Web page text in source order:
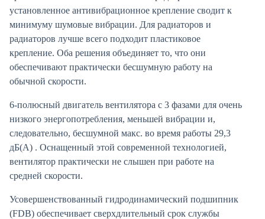
установленное антивибрационное крепление сводит к
минимуму шумовые вибрации. Для радиаторов и
радиаторов лучше всего подходит пластиковое
крепление. Оба решения объединяет то, что они
обеспечивают практически бесшумную работу на
обычной скорости.
6-полюсный двигатель вентилятора с 3 фазами для очень
низкого энергопотребления, меньшей вибрации и,
следовательно, бесшумной макс. во время работы 29,3
дБ(А) . Оснащенный этой современной технологией,
вентилятор практически не слышен при работе на
средней скорости.
Усовершенствованный гидродинамический подшипник
(FDB) обеспечивает сверхдлительный срок службы